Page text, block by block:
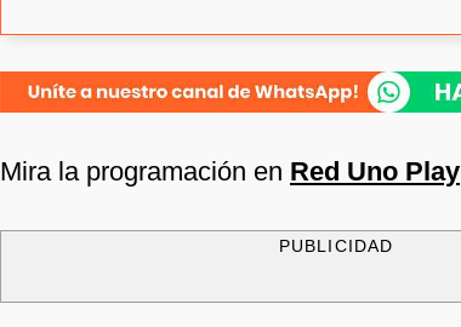
Mira la programación en Red Uno Play
PUBLICIDAD